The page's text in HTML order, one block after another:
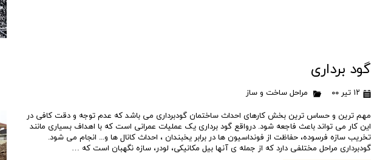
گود برداری
۱۲ تیر ۰۰ مراحل ساخت و ساز
مهم ترین و حساس ترین بخش کارهای احداث ساختمان گودبرداری می باشد که عدم توجه و دقت کافی در
این کار می تواند باعث فاجعه شود. درواقع گود برداری یک عملیات عمرانی است که با اهداف بسیاری مانند
تخریب سازه فرسوده، حفاظت از فونداسیون ها در برابر یخبندان ، احداث کانال ها و... انجام می شود.
گودبرداری مراحل مختلفی دارد که از جمله ی آنها بیل مکانیکی، لودر، سازه نگهبان است که …